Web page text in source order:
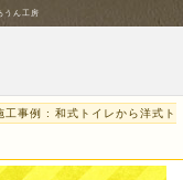
うん工房
工事例 : 和式トイレから洋式ト